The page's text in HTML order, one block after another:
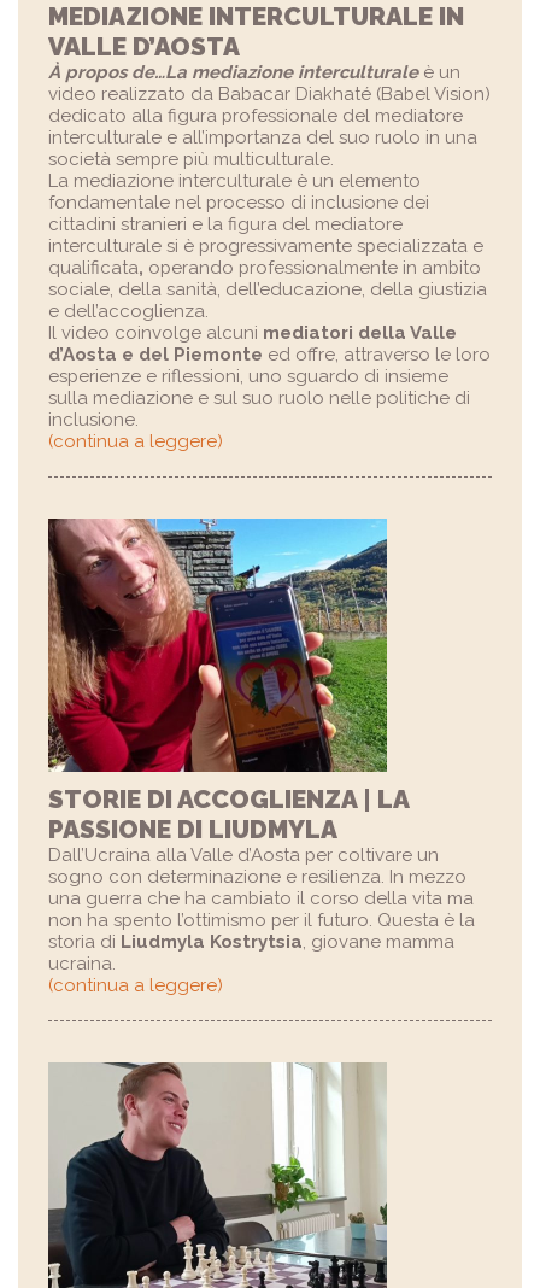
MEDIAZIONE INTERCULTURALE IN
VALLE D’AOSTA
À propos de…La mediazione interculturaleè un
video realizzato da Babacar Diakhaté (Babel Vision)
dedicato alla figura professionale del mediatore
interculturale e all’importanza del suo ruolo in una
società sempre più multiculturale.
La mediazione interculturale è un elemento
fondamentale nel processo di inclusione dei
cittadini stranieri e la figura del mediatore
interculturale si è progressivamente specializzata e
qualificata, operando professionalmente in ambito
sociale, della sanità, dell’educazione, della giustizia
e dell’accoglienza.
Il video coinvolge alcuni mediatori della Valle
d’Aosta e del Piemonte ed offre, attraverso le loro
esperienze e riflessioni, uno sguardo di insieme
sulla mediazione e sul suo ruolo nelle politiche di
inclusione.
(continua a leggere)
STORIE DI ACCOGLIENZA | LA
PASSIONE DI LIUDMYLA
Dall’Ucraina alla Valle d’Aosta per coltivare un
sogno con determinazione e resilienza. In mezzo
una guerra che ha cambiato il corso della vita ma
non ha spento l’ottimismo per il futuro. Questa è la
storia di Liudmyla Kostrytsia, giovane mamma
ucraina.
(continua a leggere)